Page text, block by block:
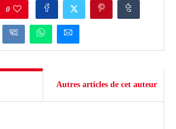
0
Autres articles de cet auteur